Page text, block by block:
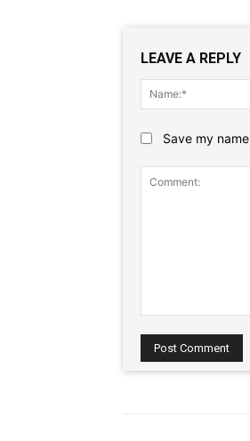
LEAVE A REPLY
Save my